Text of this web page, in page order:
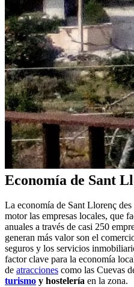
Economía de Sant
La economía de Sant Llorenç
motor las empresas locales, que
anuales a través de casi 250
generan más valor son el
seguros y los servicios
factor clave para la economía
de atracciones como las Cuevas
turismo y hostelería en la zona.